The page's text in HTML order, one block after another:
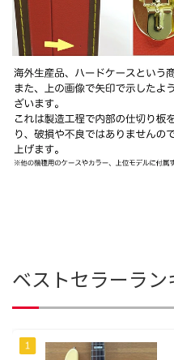
ベストセラーラ